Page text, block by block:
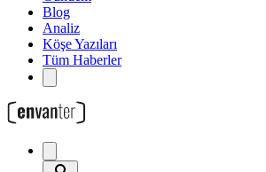
Blog
Analiz
Köşe Yazıları
Tüm Haberler